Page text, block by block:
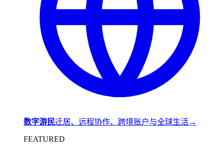
数字游民迁居、远程协作、跨境账户与全球生活→
FEATURED